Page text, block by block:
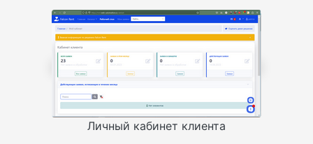
Личный кабинет клиента